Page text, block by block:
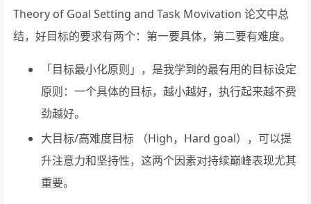
Theory of Goal Setting and Task Movivation 论文中总
结，好目标的要求有两个：第一要具体，第二要有难度。
「目标最小化原则」，是我学到的最有用的目标设定
原则：一个具体的目标，越小越好，执行起来越不费
劲越好。
大目标/高难度目标 （High，Hard goal），可以提
升注意力和坚持性，这两个因素对持续巅峰表现尤其
重要。